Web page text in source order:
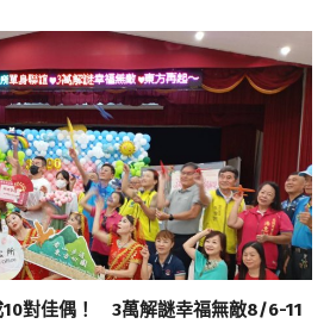
10對佳偶！ 3萬解謎幸福無敵8/6-11